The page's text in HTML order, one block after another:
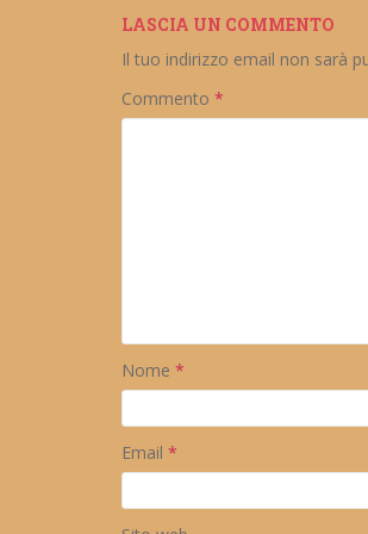
LASCIA UN COMMENTO
Il tuo indirizzo email non sarà
Commento *
Nome *
Email *